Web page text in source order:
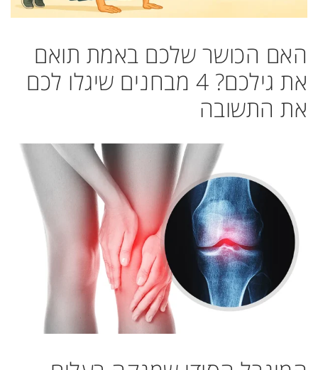
האם הכושר שלכם באמת תואם
את גילכם? 4 מבחנים שיגלו לכם
את התשובה